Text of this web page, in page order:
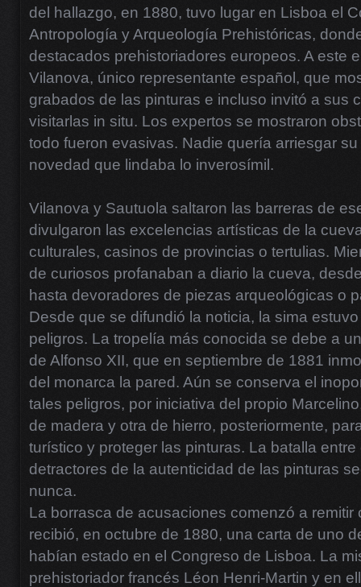
del hallazgo, en 1880, tuvo lugar en Lisboa el
Antropología y Arqueología Prehistóricas,
destacados prehistoriadores europeos. A este
Vilanova, único representante español, que
grabados de las pinturas e incluso invitó a sus
visitarlas in situ. Los expertos se mostraron
todo fueron evasivas. Nadie quería arriesgar
novedad que lindaba lo inverosímil.
Vilanova y Sautuola saltaron las barreras de
divulgaron las excelencias artísticas de la
culturales, casinos de provincias o tertulias.
de curiosos profanaban a diario la cueva,
hasta devoradores de piezas arqueológicas o
Desde que se difundió la noticia, la sima
peligros. La tropelía más conocida se debe a
de Alfonso XII, que en septiembre de 1881
del monarca la pared. Aún se conserva el
tales peligros, por iniciativa del propio
de madera y otra de hierro, posteriormente,
turístico y proteger las pinturas. La batalla
detractores de la autenticidad de las pinturas
nunca.
La borrasca de acusaciones comenzó a remitir
recibió, en octubre de 1880, una carta de uno
habían estado en el Congreso de Lisboa. La
prehistoriador francés Léon Henri-Martin y en